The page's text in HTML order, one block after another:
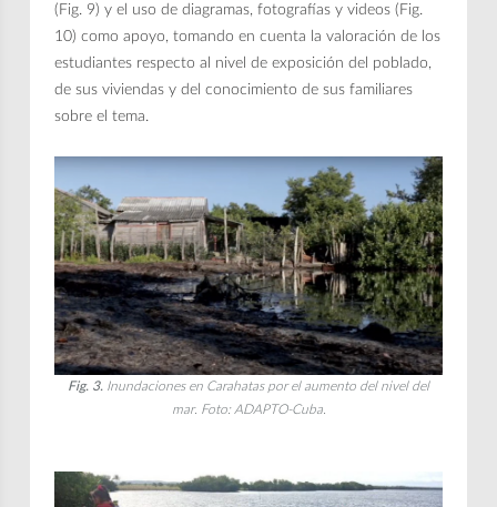
(Fig. 9) y el uso de diagramas, fotografías y videos (Fig.
10) como apoyo, tomando en cuenta la valoración de los
estudiantes respecto al nivel de exposición del poblado,
de sus viviendas y del conocimiento de sus familiares
sobre el tema.
Fig. 3. Inundaciones en Carahatas por el aumento del nivel del
mar. Foto: ADAPTO-Cuba.